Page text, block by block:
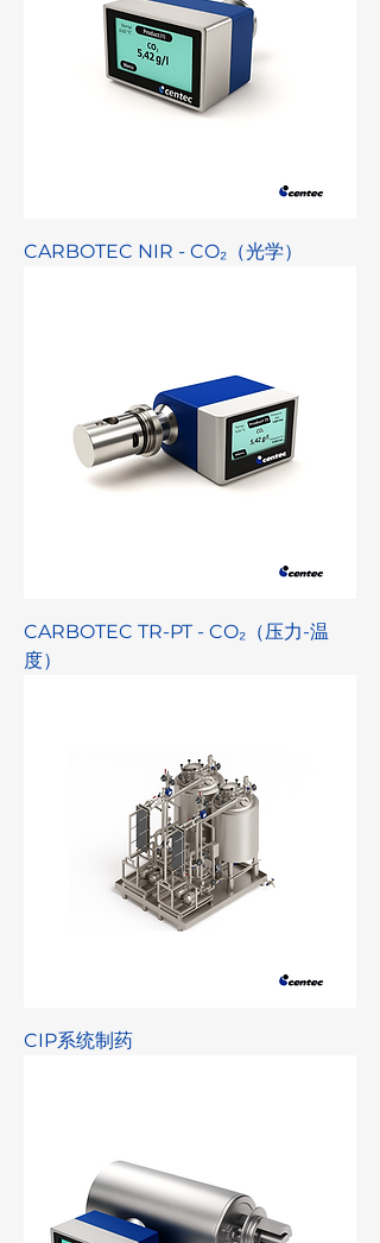
CARBOTEC NIR - CO₂（光学）
CARBOTEC TR-PT - CO₂（压力-温
度）
CIP系统制药